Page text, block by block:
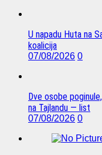
U napadu Huta na
koalicija
07/08/2026 0
Dve osobe
na Tajlandu — list
07/08/2026 0